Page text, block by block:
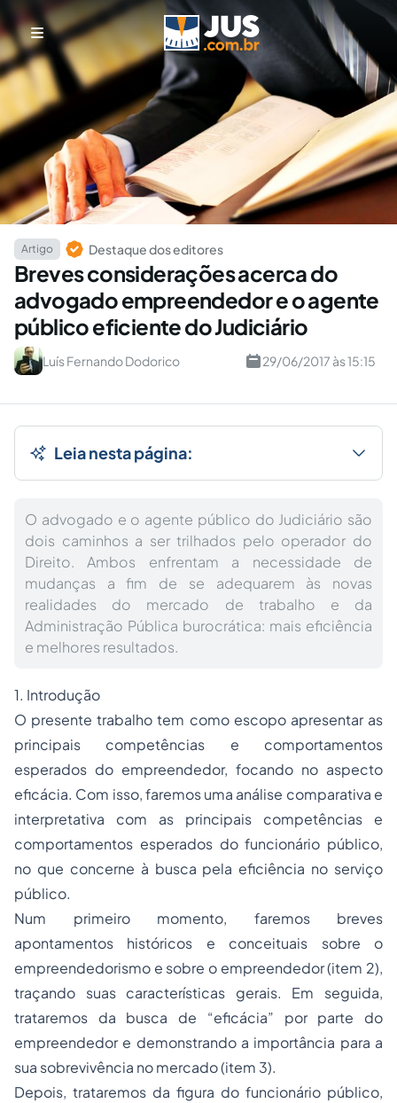
Artigo Destaque dos editores
Breves considerações acerca do
advogado empreendedor e o agente
público eficiente do Judiciário
Luís Fernando Dodorico 29/06/2017 às 15:15
Leia nesta página:
O advogado e o agente público do Judiciário são
dois caminhos a ser trilhados pelo operador do
Direito. Ambos enfrentam a necessidade de
mudanças a fim de se adequarem às novas
realidades do mercado de trabalho e da
Administração Pública burocrática: mais eficiência
e melhores resultados.
1. Introdução
O presente trabalho tem como escopo apresentar as
principais competências e comportamentos
esperados do empreendedor, focando no aspecto
eficácia. Com isso, faremos uma análise comparativa e
interpretativa com as principais competências e
comportamentos esperados do funcionário público,
no que concerne à busca pela eficiência no serviço
público.
Num primeiro momento, faremos breves
apontamentos históricos e conceituais sobre o
empreendedorismo e sobre o empreendedor (item 2),
traçando suas características gerais. Em seguida,
trataremos da busca de “eficácia” por parte do
empreendedor e demonstrando a importância para a
sua sobrevivência no mercado (item 3).
Depois, trataremos da figura do funcionário público,